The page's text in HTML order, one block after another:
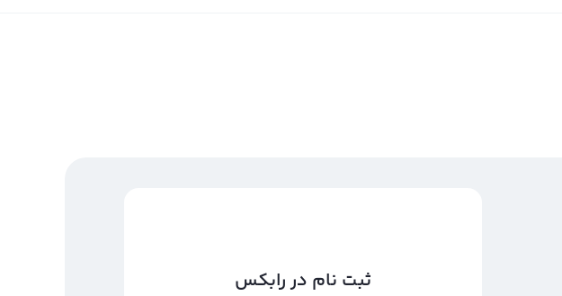
ثبت نام در رابکس